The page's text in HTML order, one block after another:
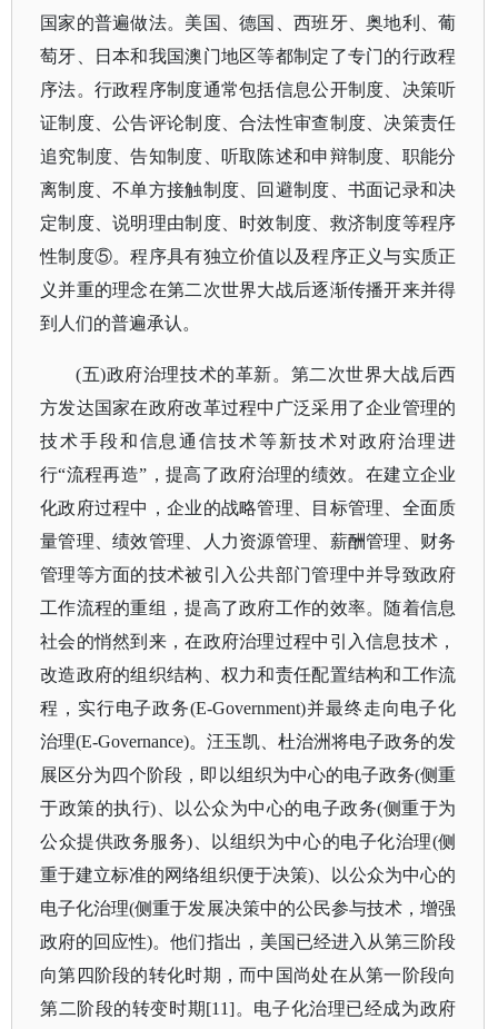
国家的普遍做法。美国、德国、西班牙、奥地利、葡
萄牙、日本和我国澳门地区等都制定了专门的行政程
序法。行政程序制度通常包括信息公开制度、决策听
证制度、公告评论制度、合法性审查制度、决策责任
追究制度、告知制度、听取陈述和申辩制度、职能分
离制度、不单方接触制度、回避制度、书面记录和决
定制度、说明理由制度、时效制度、救济制度等程序
性制度⑤。程序具有独立价值以及程序正义与实质正
义并重的理念在第二次世界大战后逐渐传播开来并得
到人们的普遍承认。
(五)政府治理技术的革新。第二次世界大战后西
方发达国家在政府改革过程中广泛采用了企业管理的
技术手段和信息通信技术等新技术对政府治理进
行“流程再造”，提高了政府治理的绩效。在建立企业
化政府过程中，企业的战略管理、目标管理、全面质
量管理、绩效管理、人力资源管理、薪酬管理、财务
管理等方面的技术被引入公共部门管理中并导致政府
工作流程的重组，提高了政府工作的效率。随着信息
社会的悄然到来，在政府治理过程中引入信息技术，
改造政府的组织结构、权力和责任配置结构和工作流
程，实行电子政务(E-Government)并最终走向电子化
治理(E-Governance)。汪玉凯、杜治洲将电子政务的发
展区分为四个阶段，即以组织为中心的电子政务(侧重
于政策的执行)、以公众为中心的电子政务(侧重于为
公众提供政务服务)、以组织为中心的电子化治理(侧
重于建立标准的网络组织便于决策)、以公众为中心的
电子化治理(侧重于发展决策中的公民参与技术，增强
政府的回应性)。他们指出，美国已经进入从第三阶段
向第四阶段的转化时期，而中国尚处在从第一阶段向
第二阶段的转变时期[11]。电子化治理已经成为政府